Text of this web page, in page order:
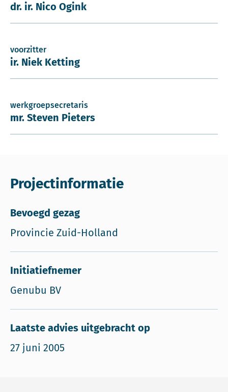
dr. ir. Nico Ogink
voorzitter
ir. Niek Ketting
werkgroepsecretaris
mr. Steven Pieters
Projectinformatie
Bevoegd gezag
Provincie Zuid-Holland
Initiatiefnemer
Genubu BV
Laatste advies uitgebracht op
27 juni 2005